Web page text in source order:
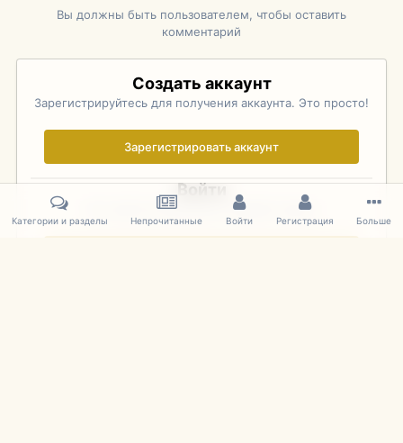
Вы должны быть пользователем, чтобы оставить
комментарий
Создать аккаунт
Зарегистрируйтесь для получения аккаунта. Это просто!
Зарегистрировать аккаунт
Войти
Уже зарегистрированы? Войдите здесь.
Категории и разделы Непрочитанные Войти Регистрация Больше